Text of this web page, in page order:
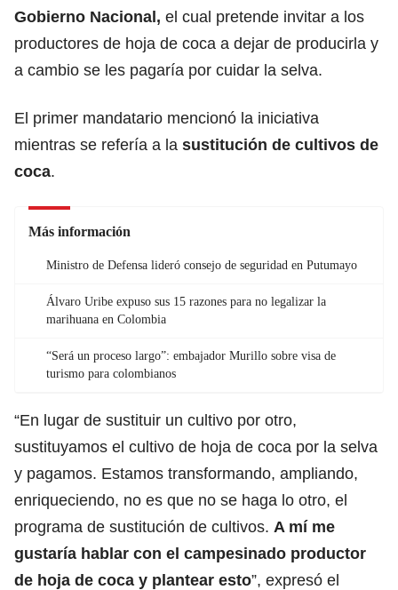
Gobierno Nacional, el cual pretende invitar a los
productores de hoja de coca a dejar de producirla y
a cambio se les pagaría por cuidar la selva.
El primer mandatario mencionó la iniciativa
mientras se refería a la sustitución de cultivos de
coca.
Más información
Ministro de Defensa lideró consejo de seguridad en Putumayo
Álvaro Uribe expuso sus 15 razones para no legalizar la
marihuana en Colombia
“Será un proceso largo”: embajador Murillo sobre visa de
turismo para colombianos
“En lugar de sustituir un cultivo por otro,
sustituyamos el cultivo de hoja de coca por la selva
y pagamos. Estamos transformando, ampliando,
enriqueciendo, no es que no se haga lo otro, el
programa de sustitución de cultivos. A mí me
gustaría hablar con el campesinado productor
de hoja de coca y plantear esto”, expresó el